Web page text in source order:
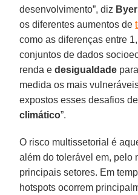
desenvolvimento”, diz
os diferentes aumentos de
como as diferenças entre
conjuntos de dados
renda edesigualdade
medida os mais
expostos esses desafios
climático”.
O risco multissetorial é
além do tolerável em, pelo
principais setores. Em
hotspots ocorrem